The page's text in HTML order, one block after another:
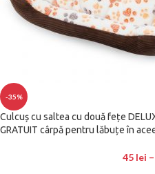
-35%
Culcuș cu saltea cu două fețe
GRATUIT cârpă pentru lăbuțe în
45 lei –